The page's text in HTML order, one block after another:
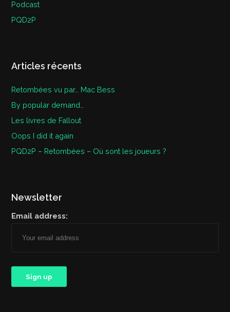
Podcast
PQD2P
Articles récents
Retombées vu par… Mac Bess
By popular demand…
Les livres de Fallout
Oops I did it again
PQD2P – Retombées – Où sont les joueurs ?
Newsletter
Email address: